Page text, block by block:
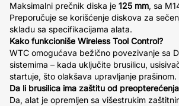
Maksimalni prečnik diska je 125 mm, sa
Preporučuje se korišćenje diskova za
skladu sa specifikacijama alata.
Kako funkcioniše Wireless Tool Control?
WTC omogućava bežično povezivanje sa
sistemima – kada uključite brusilicu,
startuje, što olakšava upravljanje prašinom.
Da li brusilica ima zaštitu od
Da, alat je opremljen sa višestrukim